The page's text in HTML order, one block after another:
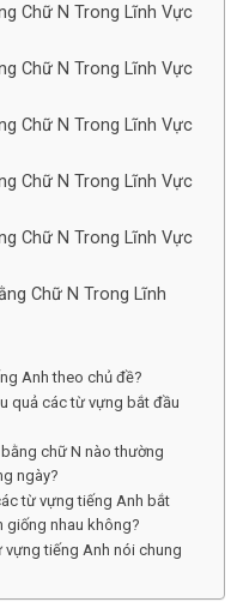
Chữ N Trong Lĩnh Vực
Chữ N Trong Lĩnh Vực
Chữ N Trong Lĩnh Vực
Chữ N Trong Lĩnh Vực
Chữ N Trong Lĩnh Vực
Chữ N Trong Lĩnh
Anh theo chủ đề?
quả các từ vựng bắt đầu
chữ N nào thường
ngày?
từ vựng tiếng Anh bắt
giống nhau không?
vựng tiếng Anh nói chung